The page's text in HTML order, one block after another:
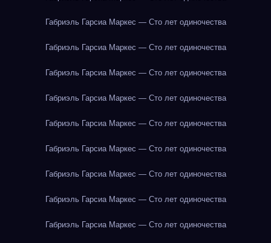
Габриэль Гарсиа Маркес — Сто лет одиночества
Габриэль Гарсиа Маркес — Сто лет одиночества
Габриэль Гарсиа Маркес — Сто лет одиночества
Габриэль Гарсиа Маркес — Сто лет одиночества
Габриэль Гарсиа Маркес — Сто лет одиночества
Габриэль Гарсиа Маркес — Сто лет одиночества
Габриэль Гарсиа Маркес — Сто лет одиночества
Габриэль Гарсиа Маркес — Сто лет одиночества
Габриэль Гарсиа Маркес — Сто лет одиночества